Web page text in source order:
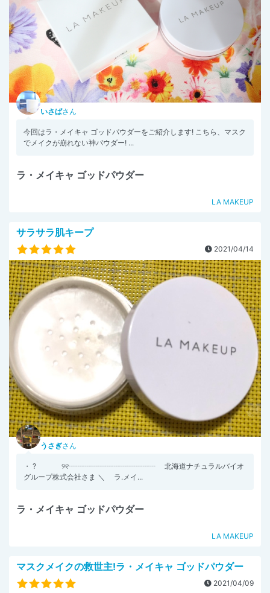
いさぱさん
今回はラ・メイキャ ゴッドパウダーをご紹介します! こちら、マスク
でメイクが崩れない神パウダー! ...
ラ・メイキャ ゴッドパウダー
LA MAKEUP
サラサラ肌キープ
2021/04/14
うさぎさん
・ ? ୨୧┈┈┈┈┈┈┈┈┈┈┈┈ 北海道ナチュラルバイオ
グループ株式会社さま ＼ ラ.メイ...
ラ・メイキャ ゴッドパウダー
LA MAKEUP
マスクメイクの救世主!ラ・メイキャ ゴッドパウダー
2021/04/09